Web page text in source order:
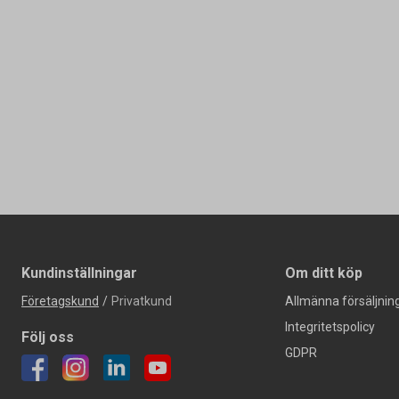
Kundinställningar
Företagskund / Privatkund
Följ oss
Om ditt köp
Allmänna
Integritetspolicy
GDPR